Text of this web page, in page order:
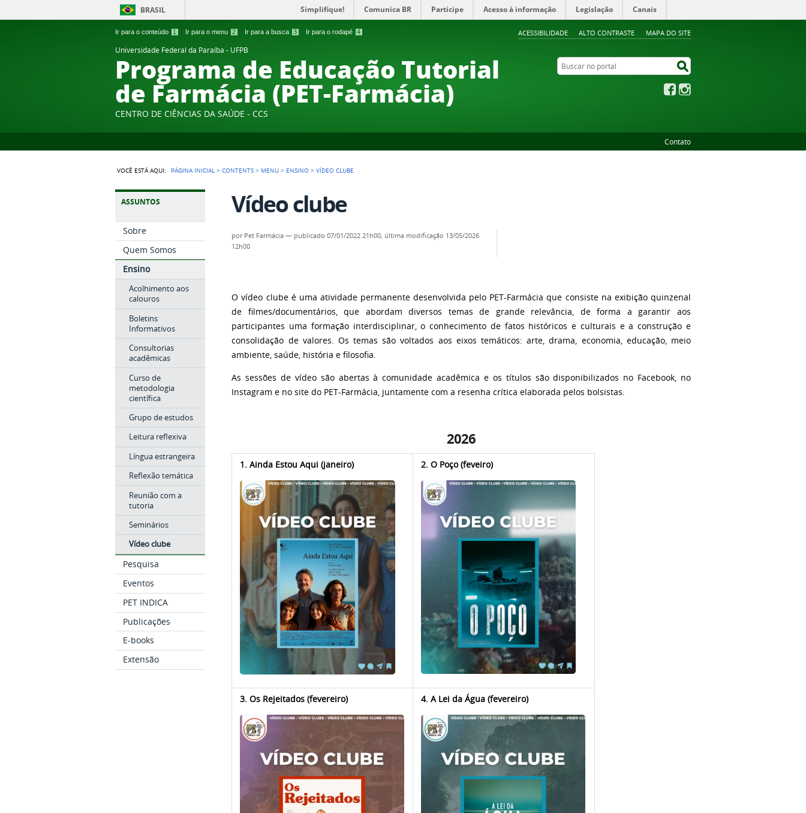
Ir para o conteúdo 1 Ir para o menu 2 Ir para a busca 3 Ir para o rodapé 4 ACESSIBILIDADE ALTO CONTRASTE MAPA DO SITE
BRASIL Simplifique! Comunica BR Participe Acesso à informação Legislação Canais
Universidade Federal da Paraíba - UFPB
Programa de Educação Tutorial
de Farmácia (PET-Farmácia)
CENTRO DE CIÊNCIAS DA SAÚDE - CCS
Buscar no portal
Facebook
Contato
VOCÊ ESTÁ AQUI: PÁGINA INICIAL >CONTENTS > MENU > ENSINO >VÍDEO CLUBE
ASSUNTOS
Sobre
Quem Somos
Ensino
Acolhimento aos
calouros ​
Boletins
Informativos
Consultorias
acadêmicas
Curso de
metodologia
científica
Grupo de estudos
Leitura reflexiva
Língua estrangeira
Reflexão temática
Reunião com a
tutoria
Seminários
Vídeo clube
Pesquisa
Eventos
PET INDICA
Publicações
E-books
Extensão
Vídeo clube
por Pet Farmácia — publicado 07/01/2022 21h00, última modificação 13/05/2026
12h00
O vídeo clube é uma atividade permanente desenvolvida pelo PET-Farmácia que consiste na exibição quinzenal
de filmes/documentários, que abordam diversos temas de grande relevância, de forma a garantir aos
participantes uma formação interdisciplinar, o conhecimento de fatos históricos e culturais e a construção e
consolidação de valores. Os temas são voltados aos eixos temáticos: arte, drama, economia, educação, meio
ambiente, saúde, história e filosofia.
As sessões de vídeo são abertas à comunidade acadêmica e os títulos são disponibilizados no Facebook, no
Instagram e no site do PET-Farmácia, juntamente com a resenha crítica elaborada pelos bolsistas.
2026
1. Ainda Estou Aqui (janeiro) 2. O Poço (feveiro)
3. Os Rejeitados (fevereiro) 4. A Lei da Água (fevereiro)